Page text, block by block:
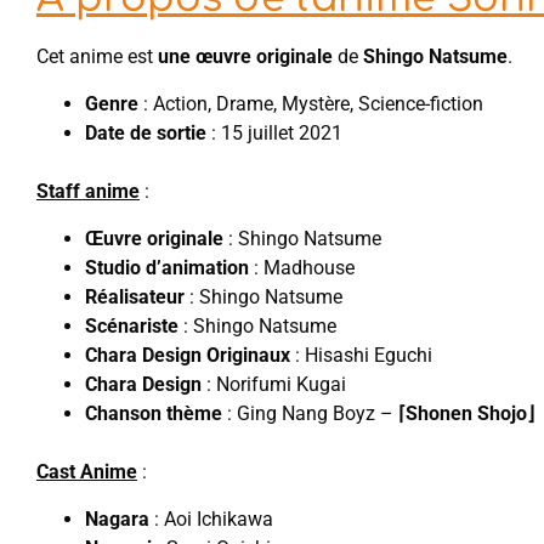
Cet anime est une œuvre originale de Shingo Natsume.
Genre : Action, Drame, Mystère, Science-fiction
Date de sortie : 15 juillet 2021
Staff anime :
Œuvre originale : Shingo Natsume
Studio d’animation : Madhouse
Réalisateur : Shingo Natsume
Scénariste : Shingo Natsume
Chara Design Originaux : Hisashi Eguchi
Chara Design : Norifumi Kugai
Chanson thème : Ging Nang Boyz – ⌈Shonen Shojo⌋
Cast Anime :
Nagara : Aoi Ichikawa